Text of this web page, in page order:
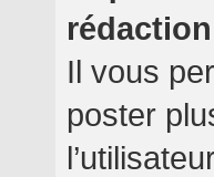
Il vous
poster